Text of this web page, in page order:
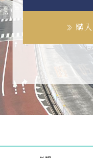
購入